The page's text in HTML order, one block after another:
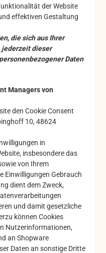
der Website
effektiven Gestaltung
die sich aus Ihrer
jederzeit dieser
Daten
Managers von
den Cookie Consent
10, 48624
in
insbesondere das
von Ihrem
Einwilligungen Gebrauch
dient dem Zweck,
und damit gesetzliche
können Cookies
Nutzerinformationen,
an Shopware
Daten an sonstige Dritte